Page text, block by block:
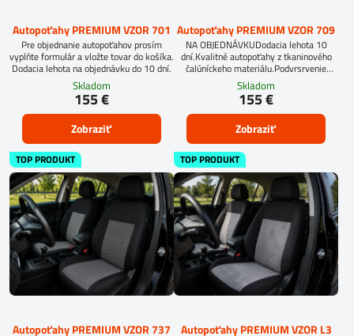
Autopoťahy PREMIUM VZOR 701
Pre objednanie autopoťahov prosím
vyplňte formulár a vložte tovar do košíka.
Dodacia lehota na objednávku do 10 dní.
Skladom
155 €
Zobraziť
Autopoťahy PREMIUM VZOR 709
NA OBJEDNÁVKUDodacia lehota 10
dní.Kvalitné autopoťahy z tkaninového
čalúníckeho materiálu.Podvrsrvenie
molitan 5 mm.
Skladom
155 €
Zobraziť
TOP PRODUKT
Autopoťahy PREMIUM VZOR 737
TOP PRODUKT
Autopoťahy PREMIUM VZOR L3